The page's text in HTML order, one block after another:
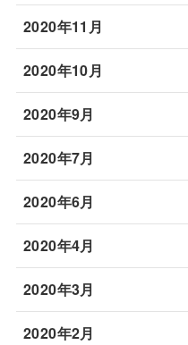
2020年11月
2020年10月
2020年9月
2020年7月
2020年6月
2020年4月
2020年3月
2020年2月